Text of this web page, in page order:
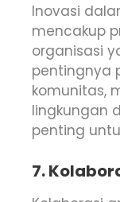
Inovasi
mencakup
organisasi
pentingnya
komunitas,
lingkungan
penting
7.